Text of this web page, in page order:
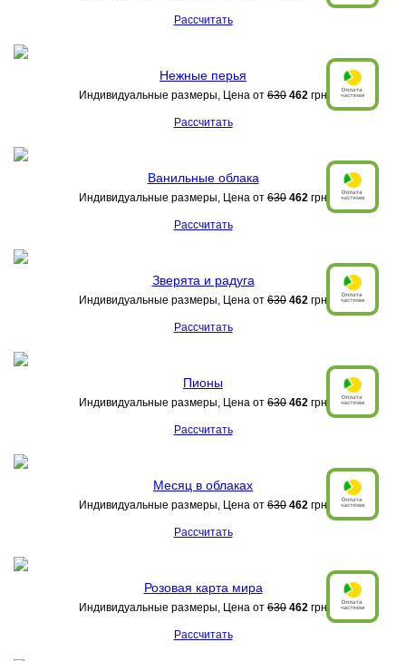
Рассчитать
Нежные перья
Индивидуальные размеры, Цена от 630 462 грн
Рассчитать
Ванильные облака
Индивидуальные размеры, Цена от 630 462 грн
Рассчитать
Зверята и радуга
Индивидуальные размеры, Цена от 630 462 грн
Рассчитать
Пионы
Индивидуальные размеры, Цена от 630 462 грн
Рассчитать
Месяц в облаках
Индивидуальные размеры, Цена от 630 462 грн
Рассчитать
Розовая карта мира
Индивидуальные размеры, Цена от 630 462 грн
Рассчитать